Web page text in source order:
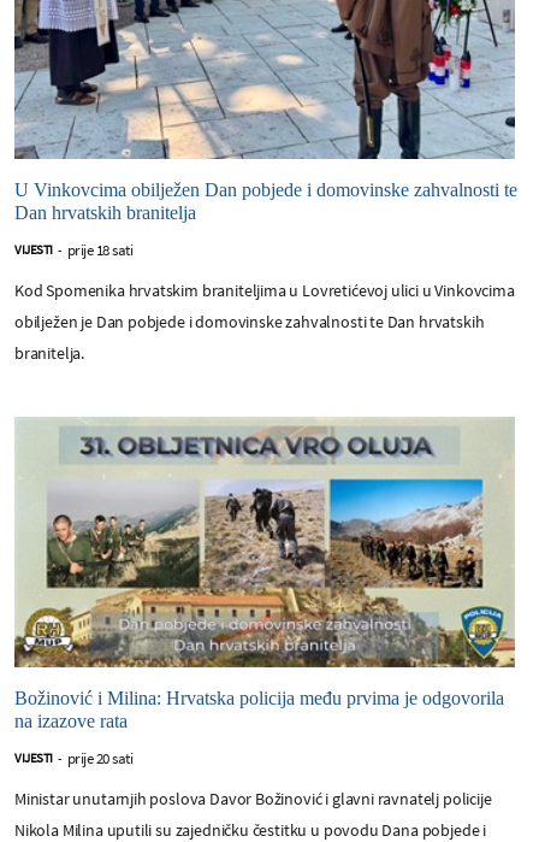
U Vinkovcima obilježen Dan pobjede i domovinske zahvalnosti te
Dan hrvatskih branitelja
VIJESTI - prije 18 sati
Kod Spomenika hrvatskim braniteljima u Lovretićevoj ulici u Vinkovcima
obilježen je Dan pobjede i domovinske zahvalnosti te Dan hrvatskih
branitelja.
Božinović i Milina: Hrvatska policija među prvima je odgovorila
na izazove rata
VIJESTI - prije 20 sati
Ministar unutarnjih poslova Davor Božinović i glavni ravnatelj policije
Nikola Milina uputili su zajedničku čestitku u povodu Dana pobjede i